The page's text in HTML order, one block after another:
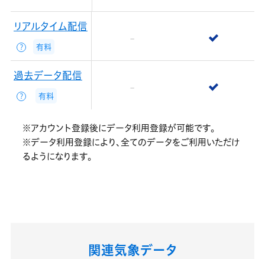
リアルタイム配信
？ 有料
過去データ配信
？ 有料
※アカウント登録後にデータ利用登録が可能です。
※データ利用登録により、全てのデータをご利用いただけ
るようになります。
関連気象データ